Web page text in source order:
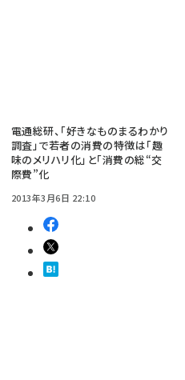
電通総研、「好きなものまるわかり
調査」で若者の消費の特徴は「趣
味のメリハリ化」と「消費の総“交
際費”化
2013年3月6日 22:10